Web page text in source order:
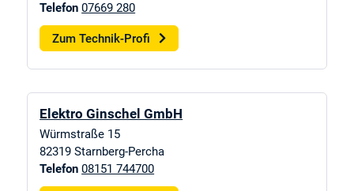
Telefon 07669 280
Zum Technik-Profi
Elektro Ginschel GmbH
Würmstraße 15
82319 Starnberg-Percha
Telefon 08151 744700